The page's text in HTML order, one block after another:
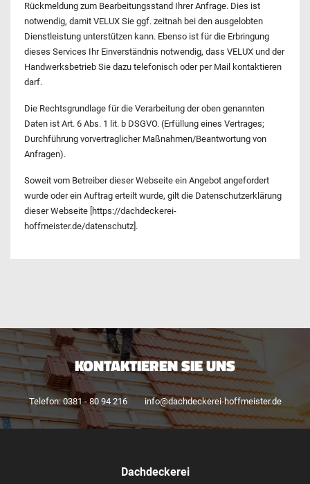
Rückmeldung zum Bearbeitungsstand Ihrer Anfrage. Dies ist
notwendig, damit VELUX Sie ggf. zeitnah bei den ausgelobten
Dienstleistung unterstützen kann. Ebenso ist für die Erbringung
dieses Services Ihr Einverständnis notwendig, dass VELUX und der
Handwerksbetrieb Sie dazu telefonisch oder per Mail kontaktieren
darf.
Die Rechtsgrundlage für die Verarbeitung der oben genannten
Daten ist Art. 6 Abs. 1 lit. b DSGVO. (Erfüllung eines Vertrages;
Durchführung vorvertraglicher Maßnahmen/Beantwortung von
Anfragen).
Soweit vom Betreiber dieser Webseite ein Angebot angefordert
wurde oder ein Auftrag erteilt wurde, gilt die Datenschutzerklärung
dieser Webseite [https://dachdeckerei-
hoffmeister.de/datenschutz].
KONTAKTIEREN SIE UNS
Telefon: 0381 - 80 94 216 info@dachdeckerei-hoffmeister.de
Dachdeckerei